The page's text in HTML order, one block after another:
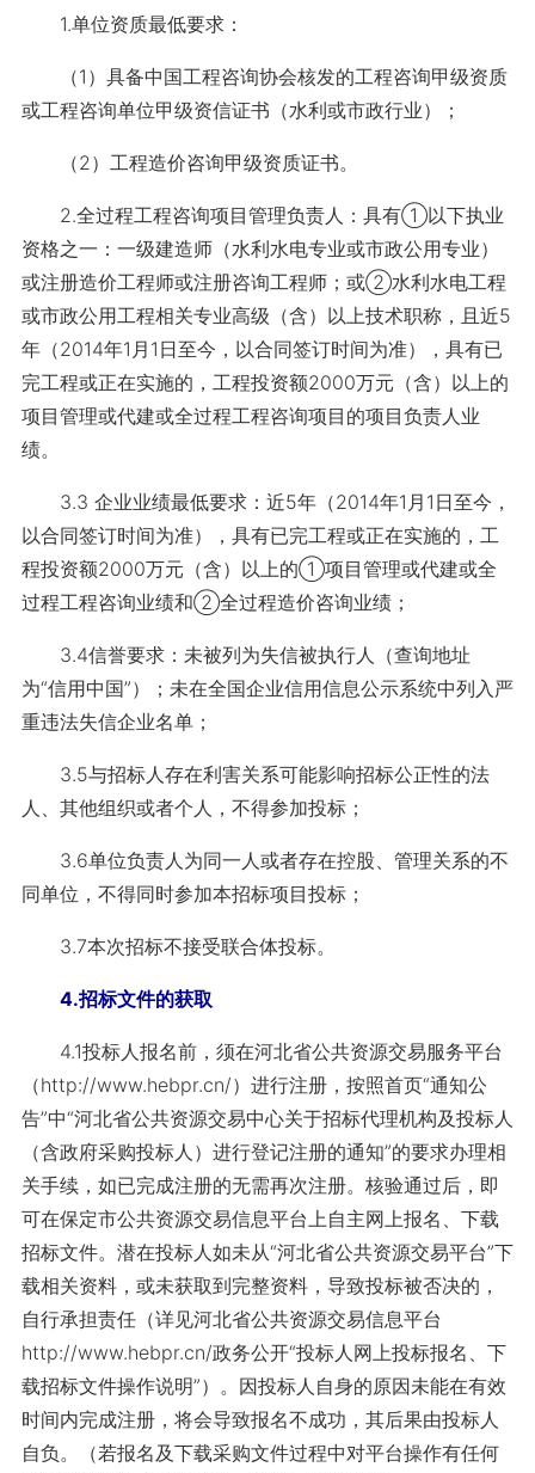
1.单位资质最低要求：
（1）具备中国工程咨询协会核发的工程咨询甲级资质
或工程咨询单位甲级资信证书（水利或市政行业）；
（2）工程造价咨询甲级资质证书。
2.全过程工程咨询项目管理负责人：具有①以下执业
资格之一：一级建造师（水利水电专业或市政公用专业）
或注册造价工程师或注册咨询工程师；或②水利水电工程
或市政公用工程相关专业高级（含）以上技术职称，且近5
年（2014年1月1日至今，以合同签订时间为准），具有已
完工程或正在实施的，工程投资额2000万元（含）以上的
项目管理或代建或全过程工程咨询项目的项目负责人业
绩。
3.3 企业业绩最低要求：近5年（2014年1月1日至今，
以合同签订时间为准），具有已完工程或正在实施的，工
程投资额2000万元（含）以上的①项目管理或代建或全
过程工程咨询业绩和②全过程造价咨询业绩；
3.4信誉要求：未被列为失信被执行人（查询地址
为“信用中国”）；未在全国企业信用信息公示系统中列入严
重违法失信企业名单；
3.5与招标人存在利害关系可能影响招标公正性的法
人、其他组织或者个人，不得参加投标；
3.6单位负责人为同一人或者存在控股、管理关系的不
同单位，不得同时参加本招标项目投标；
3.7本次招标不接受联合体投标。
4.招标文件的获取
4.1投标人报名前，须在河北省公共资源交易服务平台
（http://www.hebpr.cn/）进行注册，按照首页“通知公
告”中“河北省公共资源交易中心关于招标代理机构及投标人
（含政府采购投标人）进行登记注册的通知”的要求办理相
关手续，如已完成注册的无需再次注册。核验通过后，即
可在保定市公共资源交易信息平台上自主网上报名、下载
招标文件。潜在投标人如未从“河北省公共资源交易平台”下
载相关资料，或未获取到完整资料，导致投标被否决的，
自行承担责任（详见河北省公共资源交易信息平台
http://www.hebpr.cn/政务公开“投标人网上投标报名、下
载招标文件操作说明”）。因投标人自身的原因未能在有效
时间内完成注册，将会导致报名不成功，其后果由投标人
自负。（若报名及下载采购文件过程中对平台操作有任何